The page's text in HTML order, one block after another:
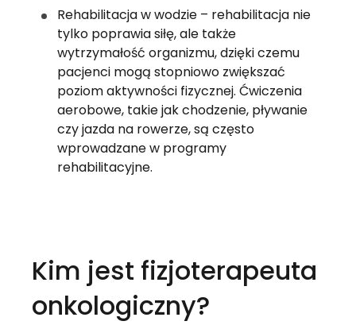
Rehabilitacja w wodzie – rehabilitacja nie
tylko poprawia siłę, ale także
wytrzymałość organizmu, dzięki czemu
pacjenci mogą stopniowo zwiększać
poziom aktywności fizycznej. Ćwiczenia
aerobowe, takie jak chodzenie, pływanie
czy jazda na rowerze, są często
wprowadzane w programy
rehabilitacyjne.
Kim jest fizjoterapeuta
onkologiczny?